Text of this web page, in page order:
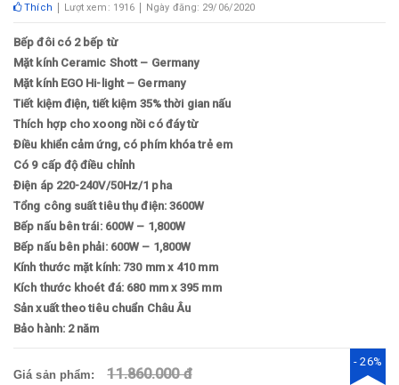
Thích Lượt xem: 1916 Ngày đăng: 29/06/2020
Bếp đôi có 2 bếp từ
Mặt kính Ceramic Shott – Germany
Mặt kính EGO Hi-light – Germany
Tiết kiệm điện, tiết kiệm 35% thời gian nấu
Thích hợp cho xoong nồi có đáy từ
Điều khiển cảm ứng, có phím khóa trẻ em
Có 9 cấp độ điều chỉnh
Điện áp 220-240V/50Hz/1 pha
Tổng công suất tiêu thụ điện: 3600W
Bếp nấu bên trái: 600W – 1,800W
Bếp nấu bên phải: 600W – 1,800W
Kính thước mặt kính: 730 mm x 410 mm
Kích thước khoét đá: 680 mm x 395 mm
Sản xuất theo tiêu chuẩn Châu Âu
Bảo hành: 2 năm
Giá sản phẩm: 11.860.000 đ
- 26%